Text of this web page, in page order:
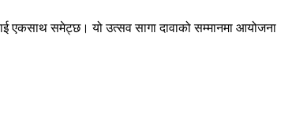
एकसाथ समेट्छ। यो उत्सव सागा दावाको सम्मानमा आयोजना